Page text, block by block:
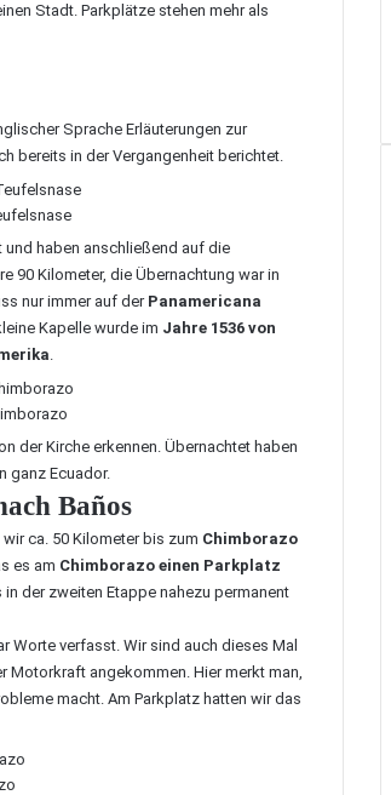
Stadt. Parkplätze stehen mehr als
Sprache Erläuterungen zur
bereits in der Vergangenheit berichtet.
und haben anschließend auf die
90 Kilometer, die Übernachtung war in
nur immer auf derPanamericana
Kapelle wurde im Jahre 1536 von
.
der Kirche erkennen. Übernachtet haben
ganz Ecuador.
Baños
ca. 50 Kilometer bis zum Chimborazo
es am Chimborazo einen Parkplatz
der zweiten Etappe nahezu permanent
Worte verfasst. Wir sind auch dieses Mal
Motorkraft angekommen. Hier merkt man,
macht. Am Parkplatz hatten wir das